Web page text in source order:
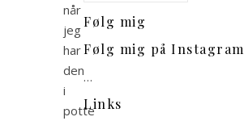
når
jeg
har
den
i
potte
med
Countryliv
Følg mig
Følg mig på Instagram
…
Links